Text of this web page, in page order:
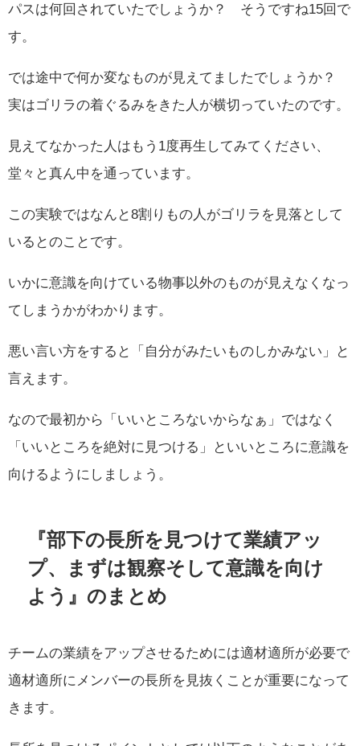
パスは何回されていたでしょうか？ そうですね15回で
す。
では途中で何か変なものが見えてましたでしょうか？
実はゴリラの着ぐるみをきた人が横切っていたのです。
見えてなかった人はもう1度再生してみてください、
堂々と真ん中を通っています。
この実験ではなんと8割りもの人がゴリラを見落として
いるとのことです。
いかに意識を向けている物事以外のものが見えなくなっ
てしまうかがわかります。
悪い言い方をすると「自分がみたいものしかみない」と
言えます。
なので最初から「いいところないからなぁ」ではなく
「いいところを絶対に見つける」といいところに意識を
向けるようにしましょう。
『部下の長所を見つけて業績アッ
プ、まずは観察そして意識を向け
よう』のまとめ
チームの業績をアップさせるためには適材適所が必要で
適材適所にメンバーの長所を見抜くことが重要になって
きます。